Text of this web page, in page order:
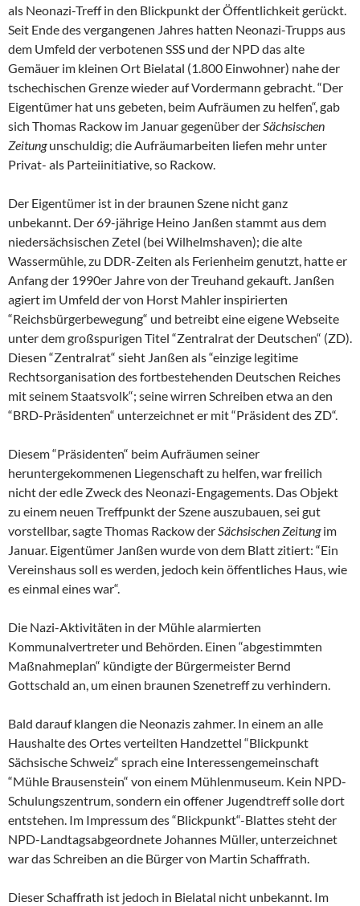
als Neonazi-Treff in den Blickpunkt der Öffentlichkeit gerückt.
Seit Ende des vergangenen Jahres hatten Neonazi-Trupps aus
dem Umfeld der verbotenen SSS und der NPD das alte
Gemäuer im kleinen Ort Bielatal (1.800 Einwohner) nahe der
tschechischen Grenze wieder auf Vordermann gebracht. “Der
Eigentümer hat uns gebeten, beim Aufräumen zu helfen“, gab
sich Thomas Rackow im Januar gegenüber derSächsischen
Zeitungunschuldig; die Aufräumarbeiten liefen mehr unter
Privat- als Parteiinitiative, so Rackow.
Der Eigentümer ist in der braunen Szene nicht ganz
unbekannt. Der 69-jährige Heino Janßen stammt aus dem
niedersächsischen Zetel (bei Wilhelmshaven); die alte
Wassermühle, zu DDR-Zeiten als Ferienheim genutzt, hatte er
Anfang der 1990er Jahre von der Treuhand gekauft. Janßen
agiert im Umfeld der von Horst Mahler inspirierten
“Reichsbürgerbewegung“ und betreibt eine eigene Webseite
unter dem großspurigen Titel “Zentralrat der Deutschen“ (ZD).
Diesen “Zentralrat“ sieht Janßen als “einzige legitime
Rechtsorganisation des fortbestehenden Deutschen Reiches
mit seinem Staatsvolk“; seine wirren Schreiben etwa an den
“BRD-Präsidenten“ unterzeichnet er mit “Präsident des ZD“.
Diesem “Präsidenten“ beim Aufräumen seiner
heruntergekommenen Liegenschaft zu helfen, war freilich
nicht der edle Zweck des Neonazi-Engagements. Das Objekt
zu einem neuen Treffpunkt der Szene auszubauen, sei gut
vorstellbar, sagte Thomas Rackow derSächsischen Zeitungim
Januar. Eigentümer Janßen wurde von dem Blatt zitiert: “Ein
Vereinshaus soll es werden, jedoch kein öffentliches Haus, wie
es einmal eines war“.
Die Nazi-Aktivitäten in der Mühle alarmierten
Kommunalvertreter und Behörden. Einen “abgestimmten
Maßnahmeplan“ kündigte der Bürgermeister Bernd
Gottschald an, um einen braunen Szenetreff zu verhindern.
Bald darauf klangen die Neonazis zahmer. In einem an alle
Haushalte des Ortes verteilten Handzettel “Blickpunkt
Sächsische Schweiz“ sprach eine Interessengemeinschaft
“Mühle Brausenstein“ von einem Mühlenmuseum. Kein NPD-
Schulungszentrum, sondern ein offener Jugendtreff solle dort
entstehen. Im Impressum des “Blickpunkt“-Blattes steht der
NPD-Landtagsabgeordnete Johannes Müller, unterzeichnet
war das Schreiben an die Bürger von Martin Schaffrath.
Dieser Schaffrath ist jedoch in Bielatal nicht unbekannt. Im